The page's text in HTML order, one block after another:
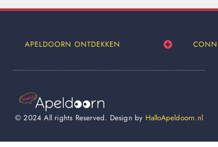
APELDOORN ONTDEKKEN
© 2024 All rights Reserved. Design by HalloApeldoorn.nl